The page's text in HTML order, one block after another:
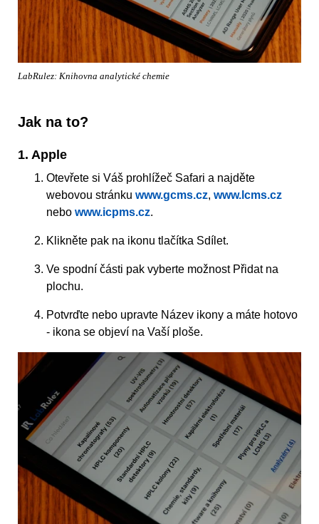
LabRulez: Knihovna analytické chemie
Jak na to?
1. Apple
Otevřete si Váš prohlížeč Safari a najděte
webovou stránku www.gcms.cz, www.lcms.cz
nebo www.icpms.cz.
Klikněte pak na ikonu tlačítka Sdílet.
Ve spodní části pak vyberte možnost Přidat na
plochu.
Potvrďte nebo upravte Název ikony a máte hotovo
- ikona se objeví na Vaší ploše.